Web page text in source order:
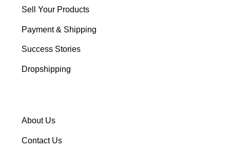
Sell Your Products
Payment & Shipping
Success Stories
Dropshipping
About Us
Contact Us